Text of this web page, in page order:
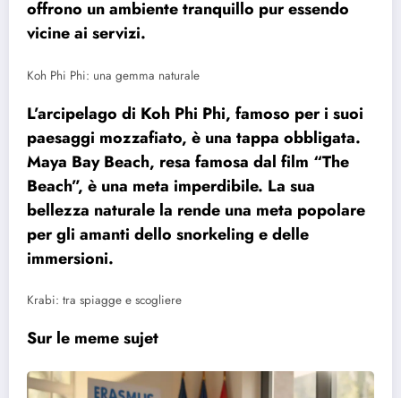
offrono un ambiente tranquillo pur essendo
vicine ai servizi.
Koh Phi Phi: una gemma naturale
L’arcipelago di Koh Phi Phi, famoso per i suoi
paesaggi mozzafiato, è una tappa obbligata.
Maya Bay Beach, resa famosa dal film “The
Beach”, è una meta imperdibile. La sua
bellezza naturale la rende una meta popolare
per gli amanti dello snorkeling e delle
immersioni.
Krabi: tra spiagge e scogliere
Sur le meme sujet